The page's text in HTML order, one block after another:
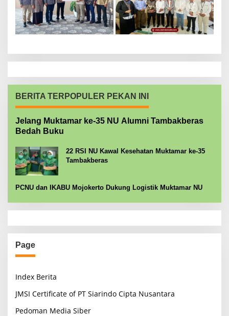
BERITA TERPOPULER PEKAN INI
Jelang Muktamar ke-35 NU Alumni Tambakberas
Bedah Buku
22 RSI NU Kawal Kesehatan Muktamar ke-35
Tambakberas
PCNU dan IKABU Mojokerto Dukung Logistik Muktamar NU
Page
Index Berita
JMSI Certificate of PT Siarindo Cipta Nusantara
Pedoman Media Siber